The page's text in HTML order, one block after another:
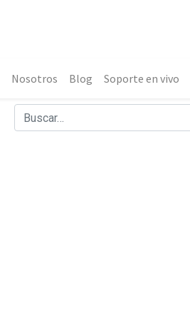
Nosotros Blog Soporte en vivo